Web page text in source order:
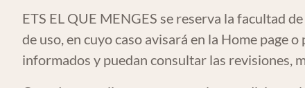
ETS EL QUE MENGES se reserva la facultad
de uso, en cuyo caso avisará en la Home page
informados y puedan consultar las revisiones,